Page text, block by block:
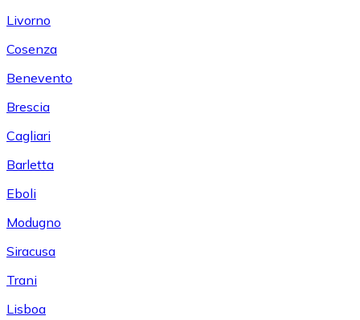
Livorno
Cosenza
Benevento
Brescia
Cagliari
Barletta
Eboli
Modugno
Siracusa
Trani
Lisboa